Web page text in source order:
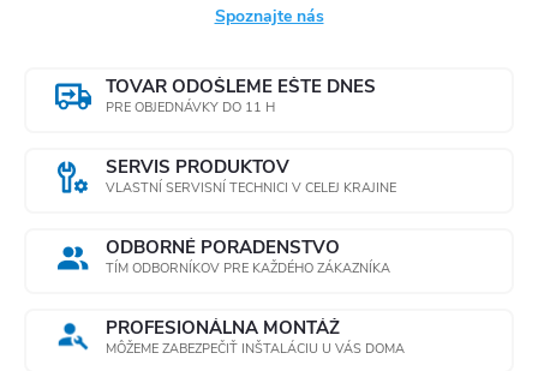
× v ×
š): 10,5 × 27
Materiál:
Objem
prefiltrovanej
Celkový
Spoznajte nás
TOVAR ODOŠLEME EŠTE DNES
PRE OBJEDNÁVKY DO 11 H
SERVIS PRODUKTOV
VLASTNÍ SERVISNÍ TECHNICI V CELEJ KRAJINE
ODBORNÉ PORADENSTVO
TÍM ODBORNÍKOV PRE KAŽDÉHO ZÁKAZNÍKA
PROFESIONÁLNA MONTÁŽ
MÔŽEME ZABEZPEČIŤ INŠTALÁCIU U VÁS DOMA